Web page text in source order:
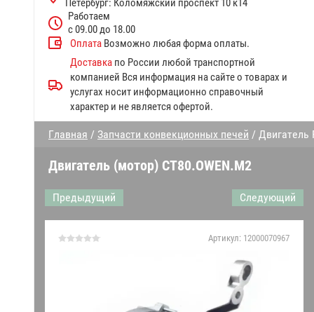
Терморегуляторы
термостаты Abat
Запчасти к посудомоечным
машинам МПК
Прочие запчасти Abat
Запчасти конвекционных
печей
Запчасти к газовым плитам
Петербург: Коломяжский проспект 10 к14
Работаем
с 09.00 до 18.00
Оплата Возможно любая форма оплаты.
Доставка по России любой транспортной
компанией Вся информация на сайте о товарах и
услугах носит информационно справочный
характер и не является офертой.
Главная / Запчасти конвекционных печей / Двигатель
Двигатель (мотор) CT80.OWEN.M2
Предыдущий Следующий
Артикул: 12000070967